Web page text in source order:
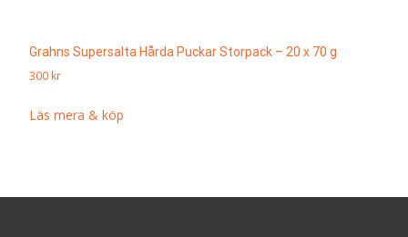
Grahns Supersalta Hårda Puckar Storpack – 20 x 70 g
300 kr
Läs mera & köp